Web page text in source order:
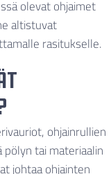
olevat ohjaimet
altistuvat
rasitukselle.
ohjainrullien
tai materiaalin
johtaa ohjainten